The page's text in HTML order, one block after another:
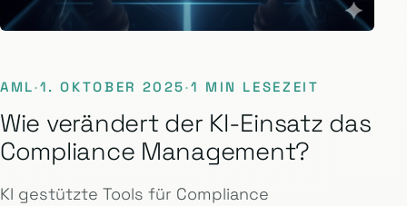
AML·1. OKTOBER 2025·1 MIN LESEZEIT
Wie verändert der KI-Einsatz das
Compliance Management?
KI gestützte Tools für Compliance